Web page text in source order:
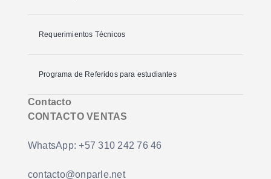
Requerimientos Técnicos
Programa de Referidos para estudiantes
Contacto
CONTACTO VENTAS
WhatsApp: +57 310 242 76 46
contacto@onparle.net